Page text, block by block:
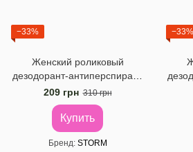
−33%
Женский роликовый
дезодорант-антиперспирант
LADY STORM Fit Dry, 50 мл
209 грн 310 грн
Купить
Бренд STORM
−33%